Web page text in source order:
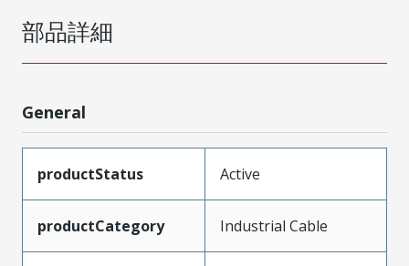
部品詳細
General
productStatus Active
productCategory Industrial Cable